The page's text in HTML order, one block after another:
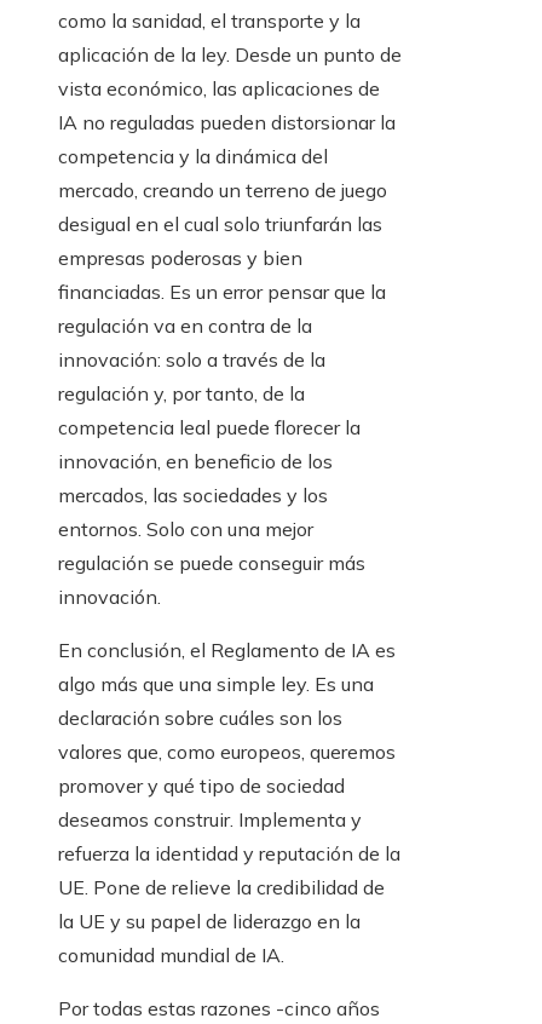
como la sanidad, el transporte y la
aplicación de la ley. Desde un punto de
vista económico, las aplicaciones de
IA no reguladas pueden distorsionar la
competencia y la dinámica del
mercado, creando un terreno de juego
desigual en el cual solo triunfarán las
empresas poderosas y bien
financiadas. Es un error pensar que la
regulación va en contra de la
innovación: solo a través de la
regulación y, por tanto, de la
competencia leal puede florecer la
innovación, en beneficio de los
mercados, las sociedades y los
entornos. Solo con una mejor
regulación se puede conseguir más
innovación.
En conclusión, el Reglamento de IA es
algo más que una simple ley. Es una
declaración sobre cuáles son los
valores que, como europeos, queremos
promover y qué tipo de sociedad
deseamos construir. Implementa y
refuerza la identidad y reputación de la
UE. Pone de relieve la credibilidad de
la UE y su papel de liderazgo en la
comunidad mundial de IA.
Por todas estas razones -cinco años